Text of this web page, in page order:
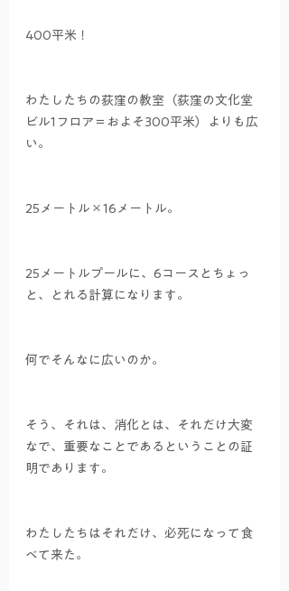
400平米！
わたしたちの荻窪の教室（荻窪の文化堂
ビル1フロア＝およそ300平米）よりも広
い。
25メートル×16メートル。
25メートルプールに、6コースとちょっ
と、とれる計算になります。
何でそんなに広いのか。
そう、それは、消化とは、それだけ大変
なで、重要なことであるということの証
明であります。
わたしたちはそれだけ、必死になって食
べて来た。